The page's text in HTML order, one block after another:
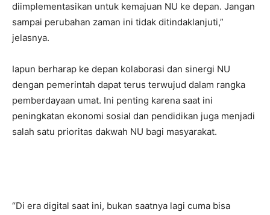
diimplementasikan untuk kemajuan NU ke depan. Jangan
sampai perubahan zaman ini tidak ditindaklanjuti,”
jelasnya.
Iapun berharap ke depan kolaborasi dan sinergi NU
dengan pemerintah dapat terus terwujud dalam rangka
pemberdayaan umat. Ini penting karena saat ini
peningkatan ekonomi sosial dan pendidikan juga menjadi
salah satu prioritas dakwah NU bagi masyarakat.
“Di era digital saat ini, bukan saatnya lagi cuma bisa